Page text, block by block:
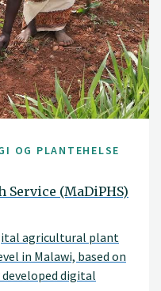
OG PLANTEHELSE
(MaDiPHS)
agricultural plant
in Malawi, based on
digital